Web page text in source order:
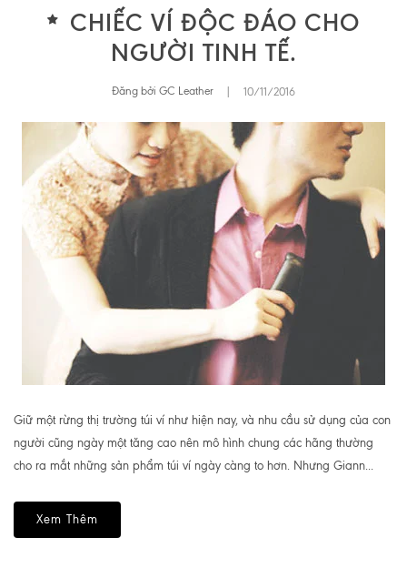
CHIẾC VÍ ĐỘC ĐÁO CHO
NGƯỜI TINH TẾ.
Đăng bởi GC Leather 10/11/2016
Giữ một rừng thị trường túi ví như hiện nay, và nhu cầu sử dụng của con
người cũng ngày một tăng cao nên mô hình chung các hãng thường
cho ra mắt những sản phẩm túi ví ngày càng to hơn. Nhưng Giann...
Xem Thêm